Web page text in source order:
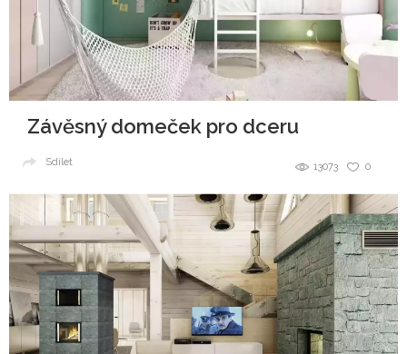
Závěsný domeček pro dceru
0
13073
Sdílet